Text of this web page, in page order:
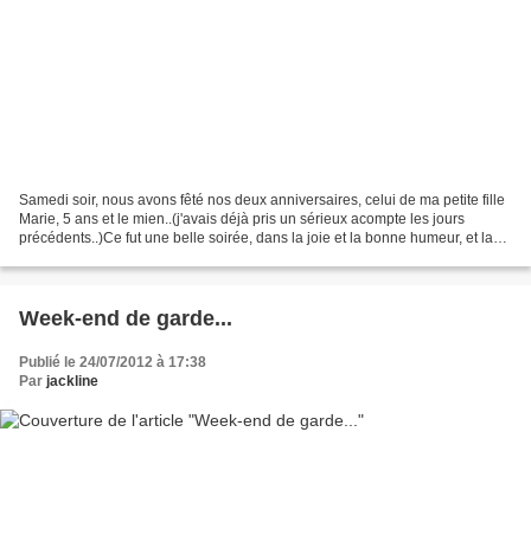
Samedi soir, nous avons fêté nos deux anniversaires, celui de ma petite fille
Marie, 5 ans et le mien..(j'avais déjà pris un sérieux acompte les jours
précédents..)Ce fut une belle soirée, dans la joie et la bonne humeur, et la
Week-end de garde...
Publié le 24/07/2012 à 17:38
Par jackline